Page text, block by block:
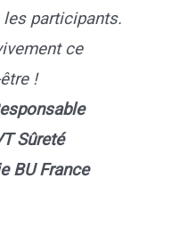
participants.
ce
!
Sûreté
BU France